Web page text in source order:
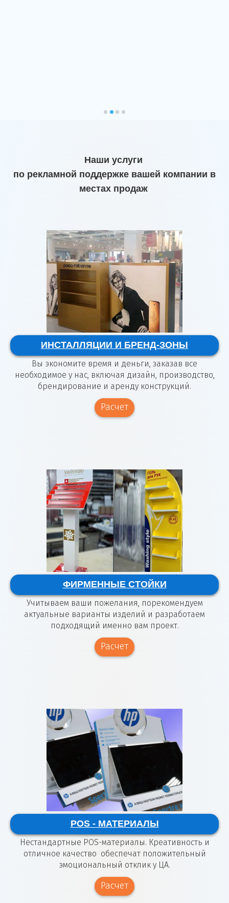
Наши услуги
по рекламной поддержке вашей компании в
местах продаж
ИНСТАЛЛЯЦИИ И БРЕНД-ЗОНЫ
Вы экономите время и деньги, заказав все
необходимое у нас, включая дизайн, производство,
брендирование и аренду конструкций.
Расчет
ФИРМЕННЫЕ СТОЙКИ
Учитываем ваши пожелания, порекомендуем
актуальные варианты изделий и разработаем
подходящий именно вам проект.
Расчет
POS - МАТЕРИАЛЫ
Нестандартные POS-материалы. Креативность и
отличное качество обеспечат положительный
эмоциональный отклик у ЦА.
Расчет